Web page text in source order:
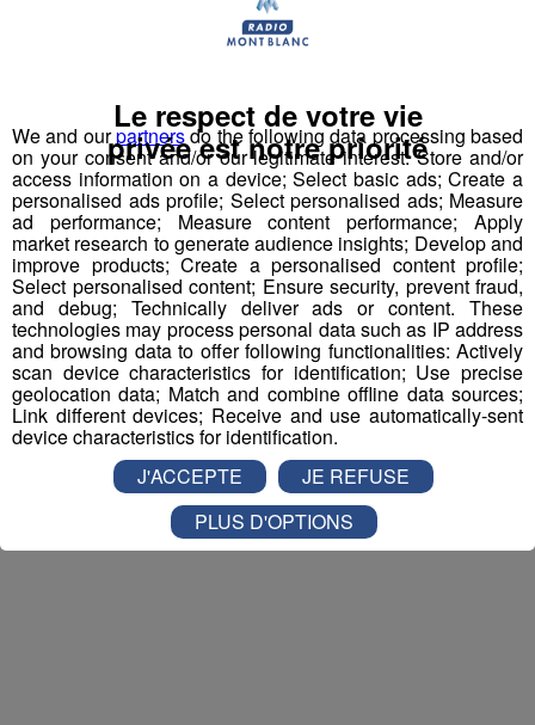
Nous vous poserons une question, a vous de faire le
Inscription par téléphone toute la journée pour
participer aux 2 tirages au sort par jour à 8h45 et 17h45.
Appelez le standard au 04 50 58 24 09
Pour cette semaine on vous offre vos entrées pour vous
et la personne de votre choix pourWALIBI RHONE
ALPES!
Nathan est allé tester pour vousVerticalp Émosson,
dans la Vallée du Trient:
We and ourpartnersdo the following data processing based
on your consent and/or our legitimate interest: Store and/or
access information on a device; Select basic ads; Create a
personalised ads profile; Select personalised ads; Measure
ad performance; Measure content performance; Apply
market research to generate audience insights; Develop and
improve products; Create a personalised content profile;
Select personalised content; Ensure security, prevent fraud,
and debug; Technically deliver ads or content. These
technologies may process personal data such as IP address
and browsing data to offer following functionalities: Actively
scan device characteristics for identification; Use precise
geolocation data; Match and combine offline data sources;
Link different devices; Receive and use automatically-sent
device characteristics for identification.
Le respect de votre vie
privée est notre priorité
J'ACCEPTE
JE REFUSE
PLUS D'OPTIONS